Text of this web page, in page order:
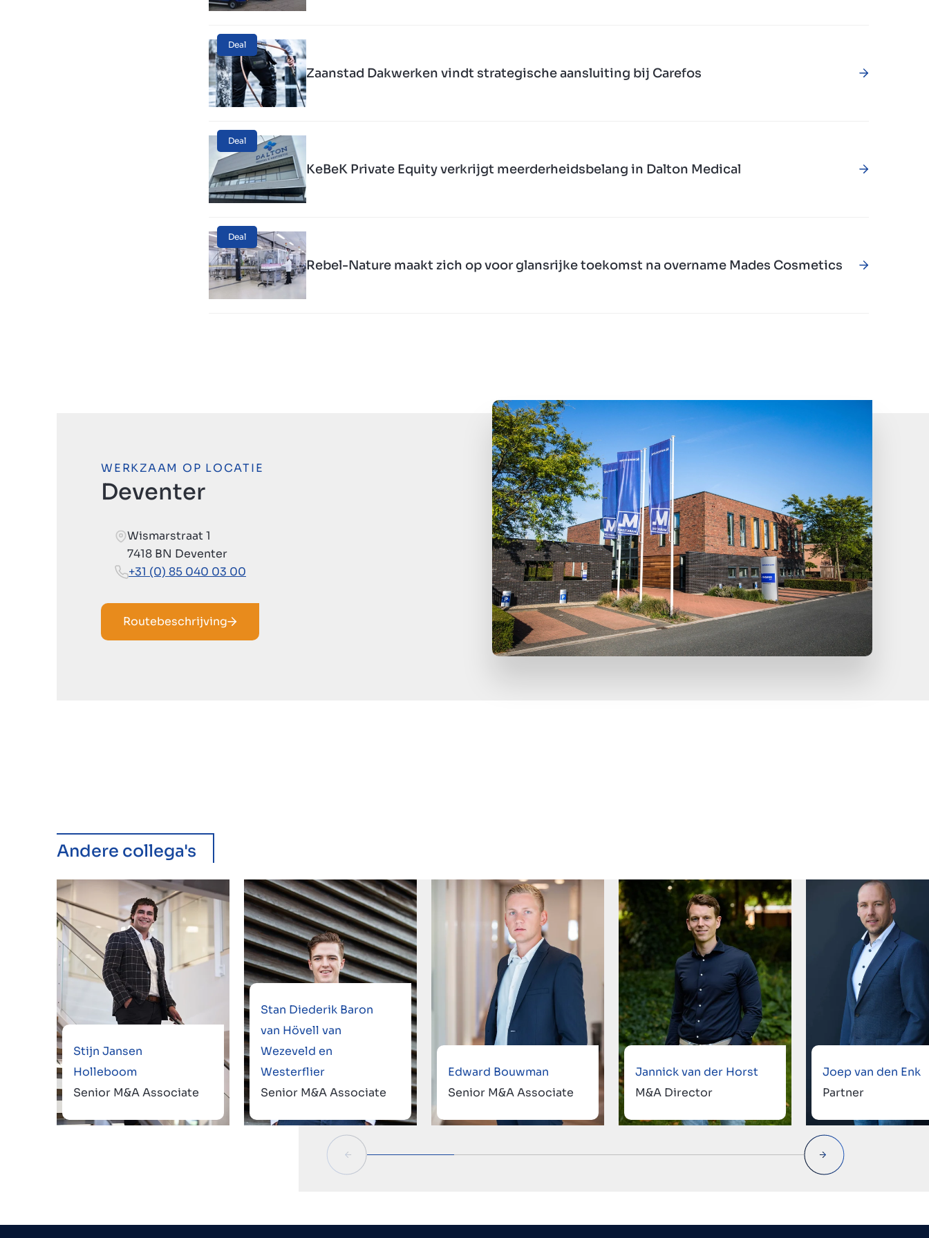
Deal
Zaanstad Dakwerken vindt strategische aansluiting bij Carefos
Deal
KeBeK Private Equity verkrijgt meerderheidsbelang in Dalton Medical
Deal
Rebel-Nature maakt zich op voor glansrijke toekomst na overname Mades Cosmetics
WERKZAAM OP LOCATIE
Deventer
Wismarstraat 1
7418 BN Deventer
+31 (0) 85 040 03 00
Routebeschrijving
Andere collega's
Stijn Jansen
Holleboom
Senior M&A Associate
Stan Diederik Baron
van Hövell van
Wezeveld en
Westerflier
Senior M&A Associate
Edward Bouwman
Senior M&A Associate
Jannick van der Horst
M&A Director
Joep van den Enk
Partner